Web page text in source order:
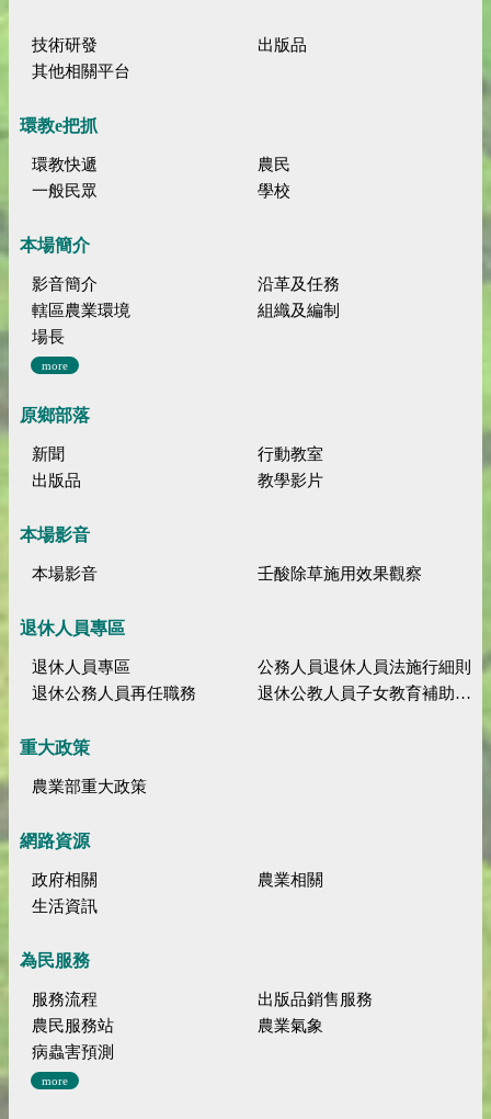
技術研發
出版品
其他相關平台
環教e把抓
環教快遞
農民
一般民眾
學校
本場簡介
影音簡介
沿革及任務
轄區農業環境
組織及編制
場長
more
原鄉部落
新聞
行動教室
出版品
教學影片
本場影音
本場影音 壬酸除草施用效果觀察
退休人員專區
退休人員專區
公務人員退休人員法施行細則
退休公務人員再任職務
退休公教人員子女教育補助規定
重大政策
農業部重大政策
網路資源
政府相關
農業相關
生活資訊
為民服務
服務流程
出版品銷售服務
農民服務站
農業氣象
病蟲害預測
more